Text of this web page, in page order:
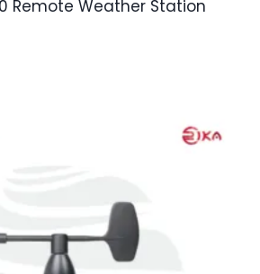
Remote Weather Station